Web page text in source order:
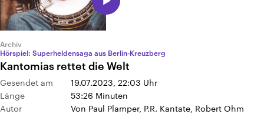
Archiv
Hörspiel: Superheldensaga aus Berlin-Kreuzberg
Kantomias rettet die Welt
Gesendet am 19.07.2023, 22:03 Uhr
Länge
53:26 Minuten
Autor
Von Paul Plamper, P.R. Kantate, Robert Ohm